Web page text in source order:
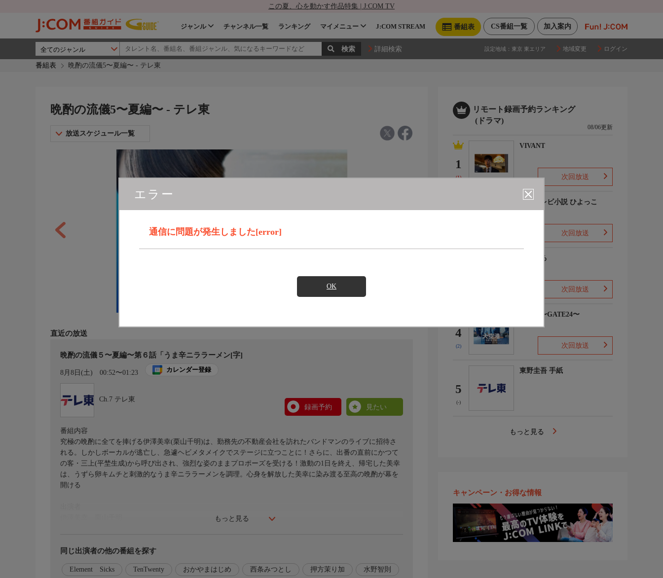
この夏、心を動かす作品特集 | J:COM TV
加入案内
CS番組一覧
番組表
ジャンル チャンネル一覧 ランキング マイメニュー J:COM STREAM
詳細検索 設定地域： 東京 東エリア 地域変更 ログイン
番組表 晩酌の流儀5〜夏編〜 - テレ東
エラー
通信に問題が発生しました[error]
OK
晩酌の流儀5〜夏編〜 - テレ東
放送スケジュール一覧
直近の放送
晩酌の流儀５〜夏編〜第６話「うま辛ニララーメン[字]
8月8日(土) 00:52〜01:23 カレンダー登録
Ch.7 テレ東
録画予約
見たい
もっと見る
番組内容
究極の晩酌に全てを捧げる伊澤美幸(栗山千明)は、勤務先の不動産会社を訪れたバンドマンのライブに招待さ
れる。しかしボーカルが逃亡し、急遽ヘビメタメイクでステージに立つことに！さらに、出番の直前にかつて
の客・三上(平埜生成)から呼び出され、強烈な姿のままプロポーズを受ける！激動の1日を終え、帰宅した美幸
は、うずら卵キムチと刺激的なうま辛ニララーメンを調理。心身を解放した美幸に染み渡る至高の晩酌が幕を
開ける
海野二郎…おかやまはじめ
三上光一…平埜生成
同じ出演者の他の番組を探す
Element Sicks TenTwenty おかやまはじめ 西条みつとし 押方茉り加 水野智則
リモート録画予約ランキング
(ドラマ)
08/06更新
1
(1)
VIVANT
次回放送
連続テレビ小説 ひよっこ
次回放送
風、薫る
次回放送
4
(2)
大空港〜GATE24〜
次回放送
5
(-)
東野圭吾 手紙
もっと見る
キャンペーン・お得な情報